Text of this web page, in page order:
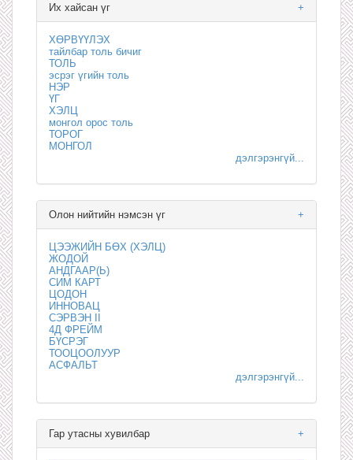
+
Их хайсан үг
ХӨРВҮҮЛЭХ
тайлбар толь бичиг
ТОЛЬ
эсрэг үгийн толь
НЭР
ҮГ
ХЭЛЦ
монгол орос толь
ТОРОГ
МОНГОЛ
дэлгэрэнгүй...
+
Олон нийтийн нэмсэн үг
ЦЭЭЖИЙН БӨХ (ХЭЛЦ)
ЖОДОЙ
АНДГААР(Ь)
СИМ КАРТ
ЦОДОН
ИННОВАЦ
СЭРВЭН II
4Д ФРЕЙМ
БҮСРЭГ
ТООЦООЛУУР
АСФАЛЬТ
дэлгэрэнгүй...
+
Гар утасны хувилбар